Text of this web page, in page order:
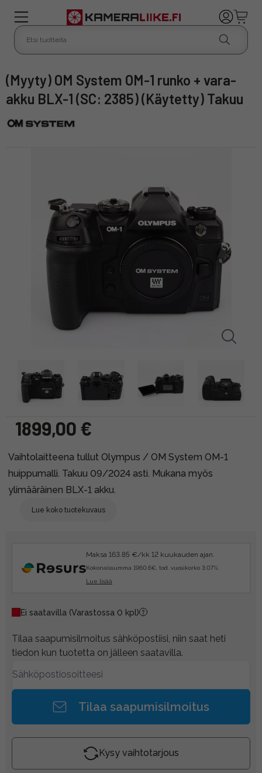
(Myyty) OM System OM-1 runko + vara-
akku BLX-1 (SC: 2385) (Käytetty) Takuu
1899,00 €
Vaihtolaitteena tullut Olympus / OM System OM-1
huippumalli. Takuu 09/2024 asti. Mukana myös
ylimääräinen BLX-1 akku.
Lue koko tuotekuvaus
Maksa 163.85 €/kk 12 kuukauden ajan.
Kokonaissumma 1960.6€, tod. vuosikorko 3.07%.
Lue lisää
Ei saatavilla (Varastossa 0 kpl)
Tilaa saapumisilmoitus sähköpostiisi, niin saat heti
tiedon kun tuotetta on jälleen saatavilla.
Tilaa saapumisilmoitus
Kysy vaihtotarjous